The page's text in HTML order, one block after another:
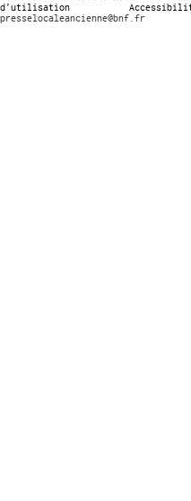
d’utilisation
presselocaleancienne@bnf.fr